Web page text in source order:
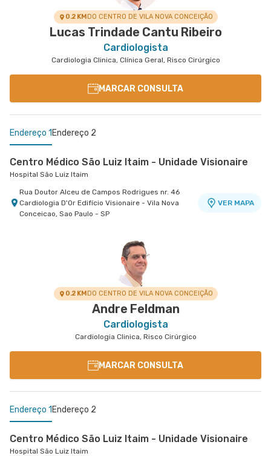
0.2 KMDO CENTRO DE VILA NOVA CONCEIÇÃO
Lucas Trindade Cantu Ribeiro
Cardiologista
Cardiologia Clinica, Clínica Geral, Risco Cirúrgico
MARCAR CONSULTA
Endereço 1 Endereço 2
Centro Médico São Luiz Itaim - Unidade Visionaire
Hospital São Luiz Itaim
Rua Doutor Alceu de Campos Rodrigues nr. 46
Cardiologia D'Or Edifício Visionaire - Vila Nova
Conceicao, Sao Paulo - SP
VER MAPA
Avenida Presidente Juscelino Kubitschek nr. 180
- Vila Nova Conceicao, Sao Paulo - SP
0.2 KMDO CENTRO DE VILA NOVA CONCEIÇÃO
Andre Feldman
Cardiologista
Cardiologia Clinica, Risco Cirúrgico
MARCAR CONSULTA
Endereço 1 Endereço 2
Centro Médico São Luiz Itaim - Unidade Visionaire
Hospital São Luiz Itaim